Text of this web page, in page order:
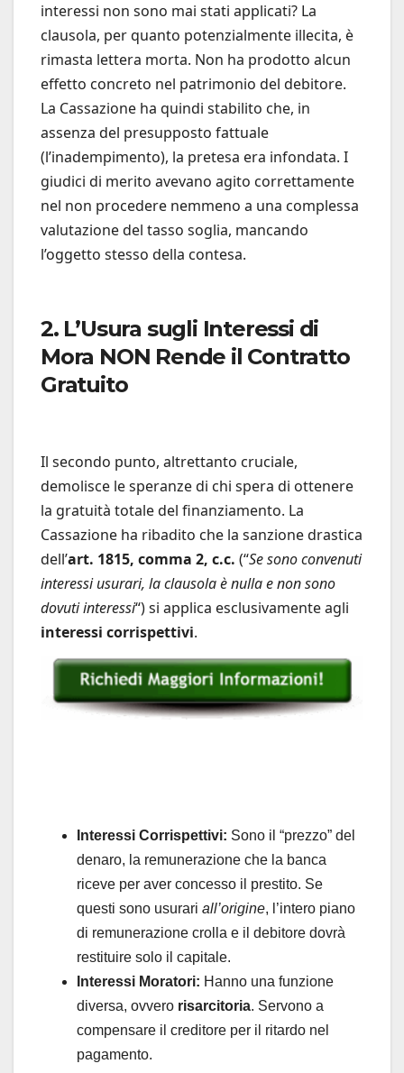
interessi non sono mai stati applicati? La
clausola, per quanto potenzialmente illecita, è
rimasta lettera morta. Non ha prodotto alcun
effetto concreto nel patrimonio del debitore.
La Cassazione ha quindi stabilito che, in
assenza del presupposto fattuale
(l’inadempimento), la pretesa era infondata. I
giudici di merito avevano agito correttamente
nel non procedere nemmeno a una complessa
valutazione del tasso soglia, mancando
l’oggetto stesso della contesa.
2. L’Usura sugli Interessi di
Mora NON Rende il Contratto
Gratuito
Il secondo punto, altrettanto cruciale,
demolisce le speranze di chi spera di ottenere
la gratuità totale del finanziamento. La
Cassazione ha ribadito che la sanzione drastica
dell’art. 1815, comma 2, c.c. (“Se sono convenuti
interessi usurari, la clausola è nulla e non sono
dovuti interessi“) si applica esclusivamente agli
interessi corrispettivi.
Interessi Corrispettivi: Sono il “prezzo” del
denaro, la remunerazione che la banca
riceve per aver concesso il prestito. Se
questi sono usurari all’origine, l’intero piano
di remunerazione crolla e il debitore dovrà
restituire solo il capitale.
Interessi Moratori: Hanno una funzione
diversa, ovvero risarcitoria. Servono a
compensare il creditore per il ritardo nel
pagamento.